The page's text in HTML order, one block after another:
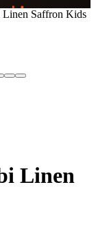
Saffron Kids
Linen